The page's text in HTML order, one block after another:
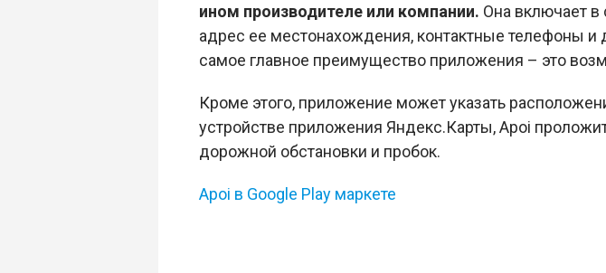
ином производителе или компании. Она включает в
адрес ее местонахождения, контактные телефоны
самое главное преимущество приложения – это
Кроме этого, приложение может указать
устройстве приложения Яндекс.Карты, Apoi
дорожной обстановки и пробок.
Apoi в Google Play маркете